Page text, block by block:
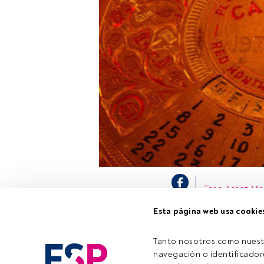
Esta página web usa
Tanto nosotros como
navegación o
Trea Asset
unanálisis
teniendo en